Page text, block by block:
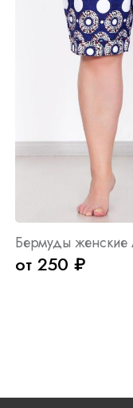
Бермуды женские
от 250 ₽